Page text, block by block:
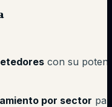
con su
por sector